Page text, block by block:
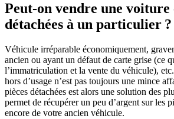
Peut-on vendre une voiture
détachées à un particulier ?
Véhicule irréparable économiquement,
ancien ou ayant un défaut de carte grise (ce
l’immatriculation et la vente du véhicule),
hors d’usage n’est pas toujours une mince
pièces détachées est alors une solution des
permet de récupérer un peu d’argent sur les
encore de votre ancien véhicule.